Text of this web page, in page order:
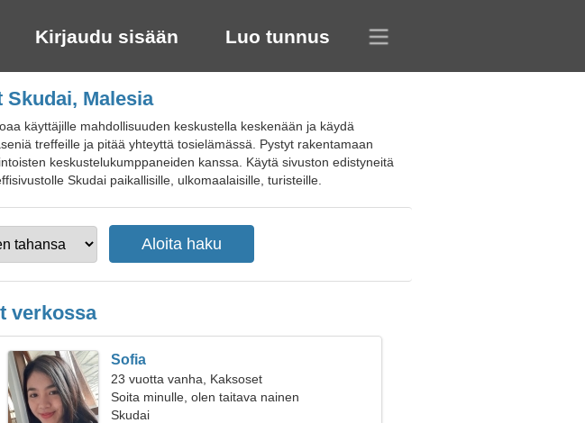
Kirjaudu sisään Luo tunnus
Malesia
käyttäjille mahdollisuuden keskustella keskenään ja käydä
treffeille ja pitää yhteyttä tosielämässä. Pystyt rakentamaan
keskustelukumppaneiden kanssa. Käytä sivuston edistyneitä
Skudai paikallisille, ulkomaalaisille, turisteille.
verkossa
Sofia
23 vuotta vanha, Kaksoset
Soita minulle, olen taitava nainen
Skudai